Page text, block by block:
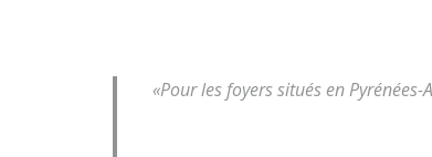
«Pour les foyers situés en